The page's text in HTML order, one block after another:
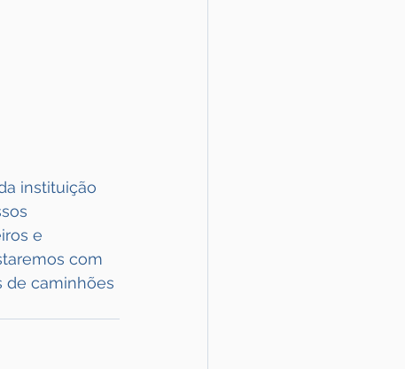
instituição
e
com
de caminhões